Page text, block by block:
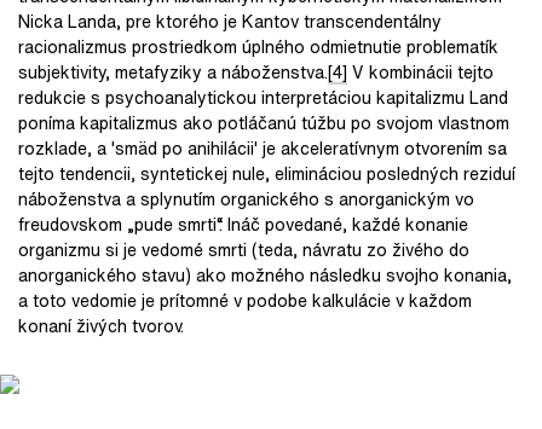
Nicka Landa, pre ktorého je Kantov transcendentálny
racionalizmus prostriedkom úplného odmietnutie problematík
subjektivity, metafyziky a náboženstva.[4] V kombinácii tejto
redukcie s psychoanalytickou interpretáciou kapitalizmu Land
poníma kapitalizmus ako potláčanú túžbu po svojom vlastnom
rozklade, a 'smäd po anihilácii' je akceleratívnym otvorením sa
tejto tendencii, syntetickej nule, elimináciou posledných reziduí
náboženstva a splynutím organického s anorganickým vo
freudovskom „pude smrti“. Ináč povedané, každé konanie
organizmu si je vedomé smrti (teda, návratu zo živého do
anorganického stavu) ako možného následku svojho konania,
a toto vedomie je prítomné v podobe kalkulácie v každom
konaní živých tvorov.